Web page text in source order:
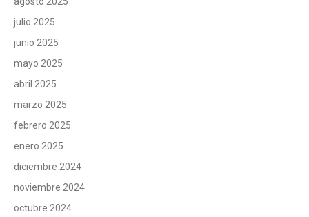
julio 2025
junio 2025
mayo 2025
abril 2025
marzo 2025
febrero 2025
enero 2025
diciembre 2024
noviembre 2024
octubre 2024